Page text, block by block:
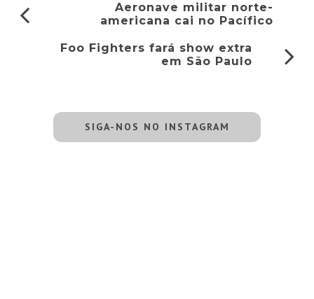
Aeronave militar norte-
americana cai no Pacífico
Foo Fighters fará show extra
em São Paulo
SIGA-NOS NO INSTAGRAM